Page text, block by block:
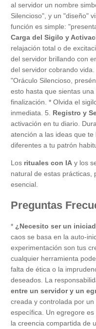
al servidor un nombre
Silencioso", y un "diseño"
función es simple:
Carga del Sigilo y
relajación total o de
del servidor brillando con
del servidor cobrando
"Oráculo Silencioso,
esto hasta que sientas
finalización. * Olvida el
inmediata. 5. Registro y
activación en tu diario.
atención a las ideas que
diferentes a tu patrón
Los rituales con IA y los
natural de estas prácticas,
esencial.
Preguntas
* ¿Necesito ser un
caos se basa en la auto-
experimentación son tus
cualquier herramienta
falta de ética o la
deseados. La
entre un servidor y un
creada y controlada por
específica. Un egregore
la creencia compartida de